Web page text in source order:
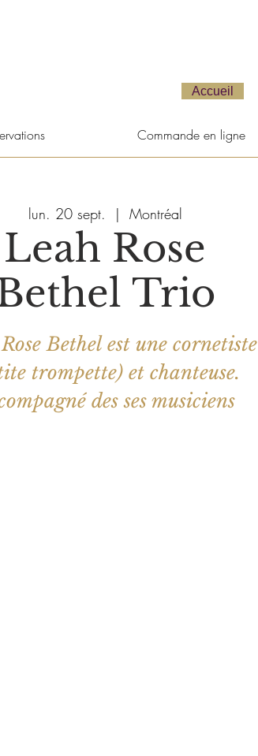
Accueil
Commande en ligne
lun. 20 sept.
  |
Montréal
Leah Rose
Trio
Bethel est une cornetiste
trompette) et chanteuse.
des ses musiciens